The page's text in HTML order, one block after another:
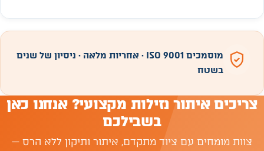
מוסמכים ISO 9001 · אחריות מלאה · ניסיון של שנים
בשטח
צריכים איתור נזילות מקצועי? אנחנו כאן
בשבילכם
צוות מומחים עם ציוד מתקדם, איתור ותיקון ללא הרס —